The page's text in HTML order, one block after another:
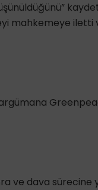
mahkemeye
ve dava sürecine